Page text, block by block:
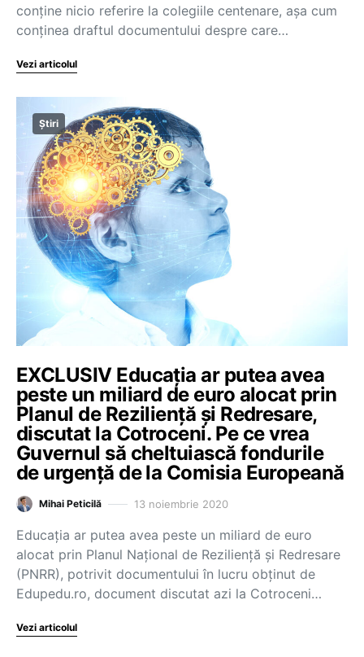
conține nicio referire la colegiile centenare, așa cum
conținea draftul documentului despre care…
Vezi articolul
Știri
EXCLUSIV Educația ar putea avea
peste un miliard de euro alocat prin
Planul de Reziliență și Redresare,
discutat la Cotroceni. Pe ce vrea
Guvernul să cheltuiască fondurile
de urgență de la Comisia Europeană
Mihai Peticilă 13 noiembrie 2020
Educația ar putea avea peste un miliard de euro
alocat prin Planul Național de Reziliență și Redresare
(PNRR), potrivit documentului în lucru obținut de
Edupedu.ro, document discutat azi la Cotroceni…
Vezi articolul